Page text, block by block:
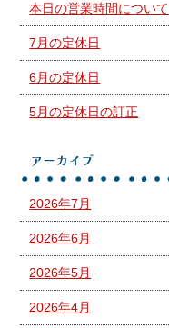
本日の営業時間について
7月の定休日
6月の定休日
5月の定休日の訂正
アーカイブ
2026年7月
2026年6月
2026年5月
2026年4月